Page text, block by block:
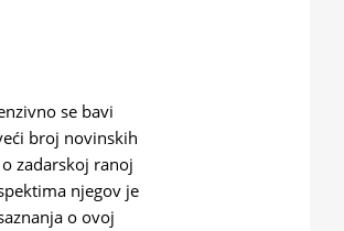
se bavi
broj novinskih
zadarskoj ranoj
njegov je
o ovoj